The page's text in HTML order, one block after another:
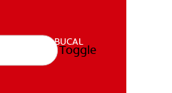
SALUD BUCAL
SALUD BUCAL
Toggle
Útil O Es
Dinero?